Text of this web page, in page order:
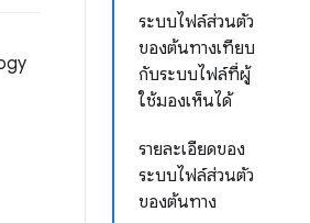
ระบบไฟล์ส่วนตัว
ของต้นทางเทียบ
กับระบบไฟล์ที่ผู้
ใช้มองเห็นได้
รายละเอียดของ
ระบบไฟล์ส่วนตัว
ของต้นทาง